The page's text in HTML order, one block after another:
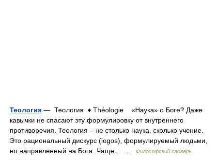
Теология — Теология ♦ Théologie «Наука» о Боге? Даже
кавычки не спасают эту формулировку от внутреннего
противоречия. Теология – не столько наука, сколько учение.
Это рациональный дискурс (logos), формулируемый людьми,
но направленный на Бога. Чаще… …
Философский словарь